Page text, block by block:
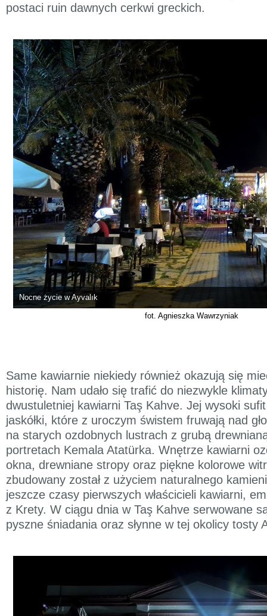
postaci ruin dawnych cerkwi greckich.
Nocne życie w Ayvalık
fot. Agnieszka Wawrzyniak
Same kawiarnie niekiedy również okazują się
historię. Nam udało się trafić do niezwykle
dwustuletniej kawiarni Taş Kahve. Jej wysoki
jaskółki, które z uroczym świstem fruwają nad
na starych ozdobnych lustrach z grubą
portretach Kemala Atatürka. Wnętrze kawiarni
okna, drewniane stropy oraz piękne kolorowe
zbudowany został z użyciem naturalnego
jeszcze czasy pierwszych właścicieli kawiarni,
z Krety. W ciągu dnia w Taş Kahve serwowane
pyszne śniadania oraz słynne w tej okolicy tosty